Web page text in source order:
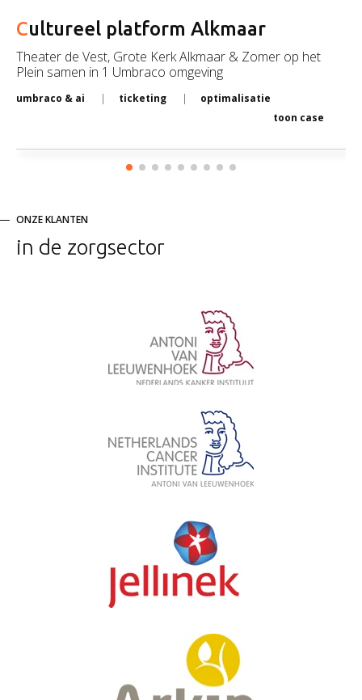
Cultureel platform Alkmaar
Theater de Vest, Grote Kerk Alkmaar & Zomer op het
Plein samen in 1 Umbraco omgeving
umbraco & ai ticketing
optimalisatie
toon case
ONZE KLANTEN
in de zorgsector